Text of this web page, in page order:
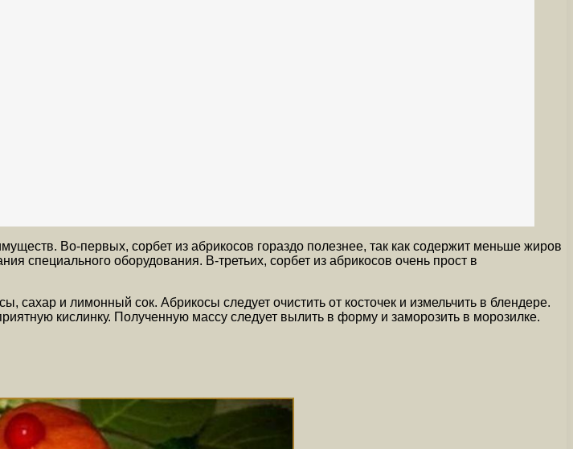
Во-первых, сорбет из абрикосов гораздо полезнее, так как содержит меньше жиров
специального оборудования. В-третьих, сорбет из абрикосов очень прост в
и лимонный сок. Абрикосы следует очистить от косточек и измельчить в блендере.
кислинку. Полученную массу следует вылить в форму и заморозить в морозилке.